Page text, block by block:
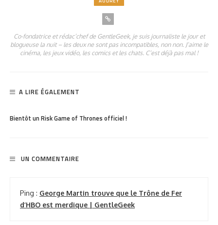
Co-fondatrice et rédac’chef de GentleGeek, je suis journaliste le jour et
blogueuse la nuit – les deux ne sont pas incompatibles, non non. J’aime le
cinéma, les jeux vidéo, les comics et les chats. C’est déjà pas mal !
A LIRE ÉGALEMENT
Bientôt un Risk Game of Thrones officiel !
UN COMMENTAIRE
Ping : George Martin trouve que le Trône de Fer
d’HBO est merdique | GentleGeek